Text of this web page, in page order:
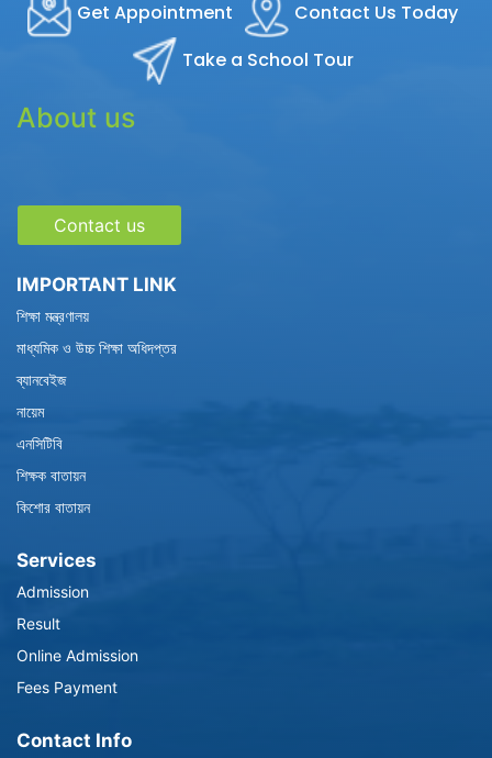
Get Appointment
Contact Us Today
Take a School Tour
About us
Contact us
IMPORTANT LINK
শিক্ষা মন্ত্রণালয়
মাধ্যমিক ও উচ্চ শিক্ষা অধিদপ্তর
ব্যানবেইজ
নায়েম
এনসিটিবি
শিক্ষক বাতায়ন
কিশোর বাতায়ন
Services
Admission
Result
Online Admission
Fees Payment
Contact Info